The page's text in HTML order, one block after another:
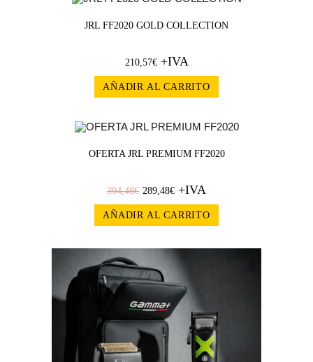
JRL FF2020 GOLD COLLECTION
210,57€+IVA
AÑADIR AL CARRITO
OFERTA JRL PREMIUM FF2020
304,48€ 289,48€ +IVA
AÑADIR AL CARRITO
¡OFERT